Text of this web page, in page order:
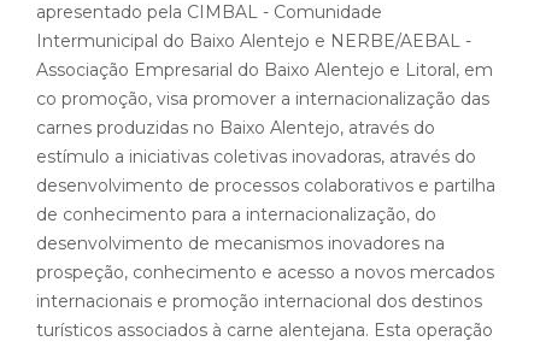
apresentado pela CIMBAL - Comunidade
Intermunicipal do Baixo Alentejo e NERBE/AEBAL -
Associação Empresarial do Baixo Alentejo e Litoral, em
co promoção, visa promover a internacionalização das
carnes produzidas no Baixo Alentejo, através do
estímulo a iniciativas coletivas inovadoras, através do
desenvolvimento de processos colaborativos e partilha
de conhecimento para a internacionalização, do
desenvolvimento de mecanismos inovadores na
prospeção, conhecimento e acesso a novos mercados
internacionais e promoção internacional dos destinos
turísticos associados à carne alentejana. Esta operação